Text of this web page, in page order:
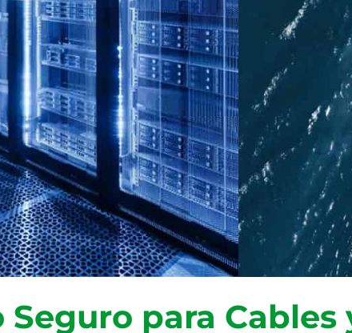
Seguro para Cables